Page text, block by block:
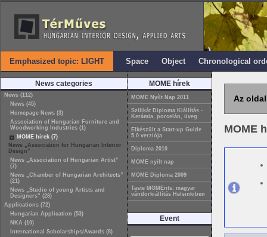
Emphasized topic: LIGHT Space Object Chronological
News categories
News (112)
News (45)
Homepage News (3)
Association of Hungarian Furniture and
Woodworking Industries (1)
MOME hírek (7)
News „Association for Hungarian Interior
Design”
News „Association of Hungarian Artist”
(7)
News „Chamber of Hungarian Architects”
(21)
News „Studio of young Artists and
Designers” (28)
Applications (72)
Hungarian Application (53)
NKA (10)
International Scholarships/Awards (8)
MOME hírek
MOME Nyílt Nap 2011
Szilikát Diploma Kiállítás -
Kerámia, porcelán, üveg
Elkészült a Start-up Guide
5.0 verziója
Diploma 2010
MOME nyilt nap
MOME Diploma 2009
Taste MOMEnts: magyar
vándorkiállítás Helsinkiben
Event
Az
MOME